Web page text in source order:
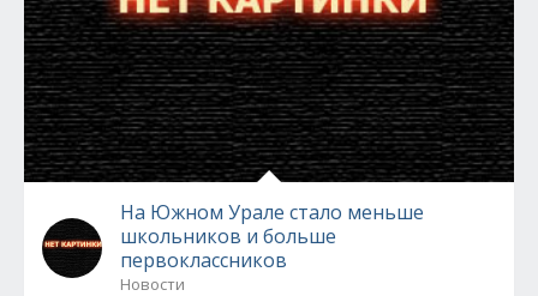
На Южном Урале стало меньше
школьников и больше
первоклассников
Новости